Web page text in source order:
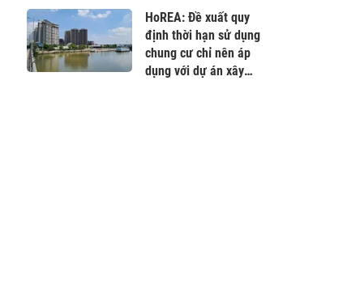
HoREA: Đề xuất quy
định thời hạn sử dụng
chung cư chỉ nên áp
dụng với dự án xây